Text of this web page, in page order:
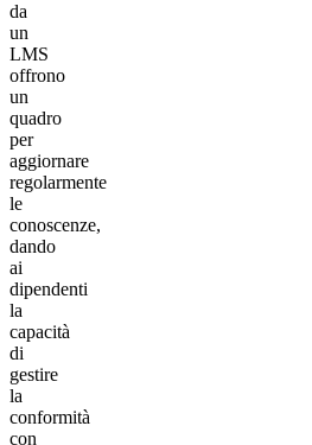
da
un
LMS
offrono
un
quadro
per
aggiornare
regolarmente
le
conoscenze,
dando
ai
dipendenti
la
capacità
di
gestire
la
conformità
con